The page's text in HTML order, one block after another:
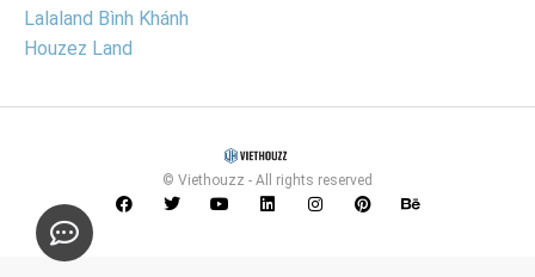
Lalaland Bình Khánh
Houzez Land
© Viethouzz - All rights reserved